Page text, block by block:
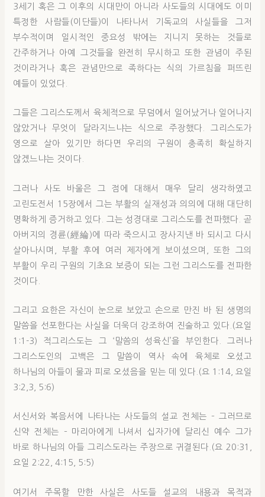
3세기 혹은 그 이후의 시대만이 아니라 사도들의 시대에도 이미
특정한 사람들(이단들)이 나타나서 기독교의 사실들을 그저
부수적이며 일시적인 중요성 밖에는 지니지 못하는 것들로
간주하거나 아예 그것들을 완전히 무시하고 또한 관념이 주된
것이라거나 혹은 관념만으로 족하다는 식의 가르침을 퍼뜨린
예들이 있었다.
그들은 그리스도께서 육체적으로 무덤에서 일어났거나 일어나지
않았거나 무엇이 달라지느냐는 식으로 주장했다. 그리스도가
영으로 살아 있기만 하다면 우리의 구원이 충족히 확실하지
않겠느냐는 것이다.
그러나 사도 바울은 그 점에 대해서 매우 달리 생각하였고
고린도전서 15장에서 그는 부활의 실재성과 의의에 대해 대단히
명확하게 증거하고 있다. 그는 성경대로 그리스도를 전파했다. 곧
아버지의 경륜(經綸)에 따라 죽으시고 장사지낸 바 되시고 다시
살아나시며, 부활 후에 여러 제자에게 보이셨으며, 또한 그의
부활이 우리 구원의 기초요 보증이 되는 그런 그리스도를 전파한
것이다.
그리고 요한은 자신이 눈으로 보았고 손으로 만진 바 된 생명의
말씀을 선포한다는 사실을 더욱더 강조하여 진술하고 있다.(요일
1:1-3) 적그리스도는 그 ‘말씀의 성육신’을 부인한다. 그러나
그리스도인의 고백은 그 말씀이 역사 속에 육체로 오셨고
하나님의 아들이 물과 피로 오셨음을 믿는 데 있다.(요 1:14, 요일
3:2,3, 5:6)
서신서와 복음서에 나타나는 사도들의 설교 전체는 – 그러므로
신약 전체는 – 마리아에게 나셔서 십자가에 달리신 예수 그가
바로 하나님의 아들 그리스도라는 주장으로 귀결된다.(요 20:31,
요일 2:22, 4:15, 5:5)
여기서 주목할 만한 사실은 사도들 설교의 내용과 목적과